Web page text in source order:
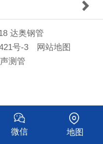
达奥钢管
号-3
网站地图
声测管
微信 地图